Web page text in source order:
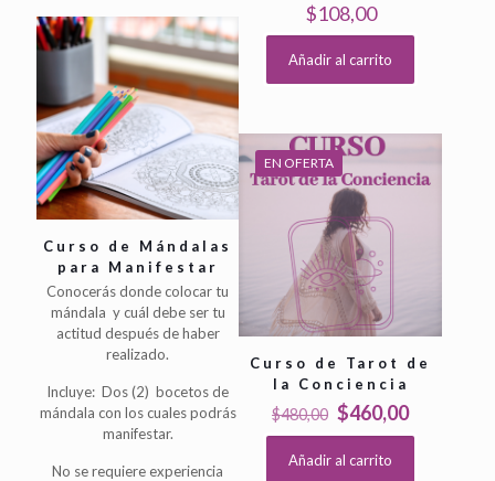
$108,00
Añadir al carrito
Curso de Mándalas
para Manifestar
Conocerás donde colocar tu
mándala y cuál debe ser tu
actitud después de haber
realizado.
Incluye: Dos (2) bocetos de
mándala con los cuales podrás
manifestar.
No se requiere experiencia
EN OFERTA
Curso de Tarot de
la Conciencia
$480,00 El
precio
original
$460,00El
precio
Añadir al carrito